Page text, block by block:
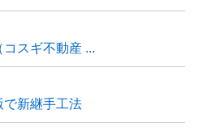
スギ不動産 ...
新継手工法